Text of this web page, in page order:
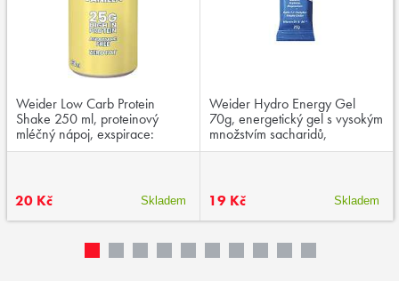
Weider Low Carb Protein
Shake 250 ml, proteinový
mléčný nápoj, exspirace:
03/2026
20 Kč Skladem
Weider Hydro Energy Gel
70g, energetický gel s vysokým
množstvím sacharidů,
aminokyselinami a kofeinem,
19 Kč
Skladem